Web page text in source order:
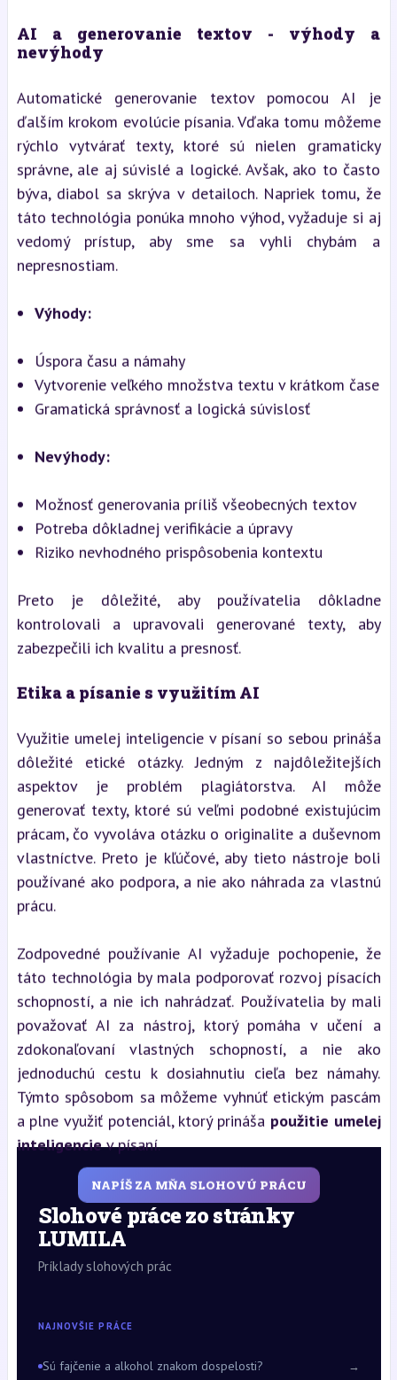
AI a generovanie textov - výhody a
nevýhody
Automatické generovanie textov pomocou AI je
ďalším krokom evolúcie písania. Vďaka tomu môžeme
rýchlo vytvárať texty, ktoré sú nielen gramaticky
správne, ale aj súvislé a logické. Avšak, ako to často
býva, diabol sa skrýva v detailoch. Napriek tomu, že
táto technológia ponúka mnoho výhod, vyžaduje si aj
vedomý prístup, aby sme sa vyhli chybám a
nepresnostiam.
Výhody:
Úspora času a námahy
Vytvorenie veľkého množstva textu v krátkom čase
Gramatická správnosť a logická súvislosť
Nevýhody:
Možnosť generovania príliš všeobecných textov
Potreba dôkladnej verifikácie a úpravy
Riziko nevhodného prispôsobenia kontextu
Preto je dôležité, aby používatelia dôkladne
kontrolovali a upravovali generované texty, aby
zabezpečili ich kvalitu a presnosť.
Etika a písanie s využitím AI
Využitie umelej inteligencie v písaní so sebou prináša
dôležité etické otázky. Jedným z najdôležitejších
aspektov je problém plagiátorstva. AI môže
generovať texty, ktoré sú veľmi podobné existujúcim
prácam, čo vyvoláva otázku o originalite a duševnom
vlastníctve. Preto je kľúčové, aby tieto nástroje boli
používané ako podpora, a nie ako náhrada za vlastnú
prácu.
Zodpovedné používanie AI vyžaduje pochopenie, že
táto technológia by mala podporovať rozvoj písacích
schopností, a nie ich nahrádzať. Používatelia by mali
považovať AI za nástroj, ktorý pomáha v učení a
zdokonaľovaní vlastných schopností, a nie ako
jednoduchú cestu k dosiahnutiu cieľa bez námahy.
Týmto spôsobom sa môžeme vyhnúť etickým pascám
a plne využiť potenciál, ktorý prináša použitie umelej
inteligenciev písaní.
NAPÍŠ ZA MŇA SLOHOVÚ PRÁCU
Slohové práce zo stránky
LUMILA
Príklady slohových prác
NAJNOVŠIE PRÁCE
Sú fajčenie a alkohol znakom dospelosti? →